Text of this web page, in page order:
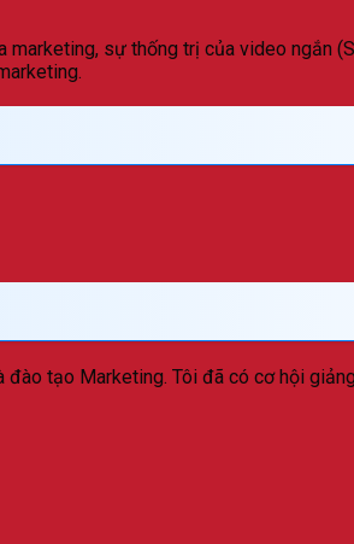
sự thống trị của video ngắn
tạo Marketing. Tôi đã có cơ hội